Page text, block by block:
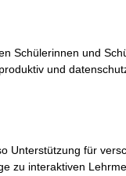
Schülerinnen und
und
Unterstützung für
zu interaktiven